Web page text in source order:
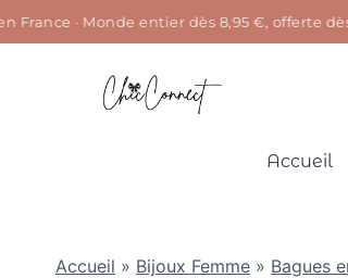
· Monde entier dès 8,95 €, offerte dès 69
Accueil
Accueil » Bijoux Femme » Bagues